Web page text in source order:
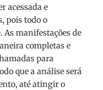
acessada e
pois todo o
manifestações de
completas e
para
que a análise será
até atingir o